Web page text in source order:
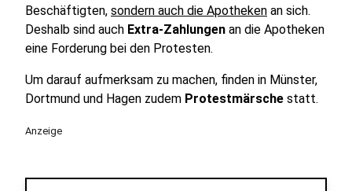
Beschäftigten, sondern auch die Apotheken an sich.
Deshalb sind auch Extra-Zahlungen an die Apotheken
eine Forderung bei den Protesten.
Um darauf aufmerksam zu machen, finden in Münster,
Dortmund und Hagen zudem Protestmärsche statt.
Anzeige